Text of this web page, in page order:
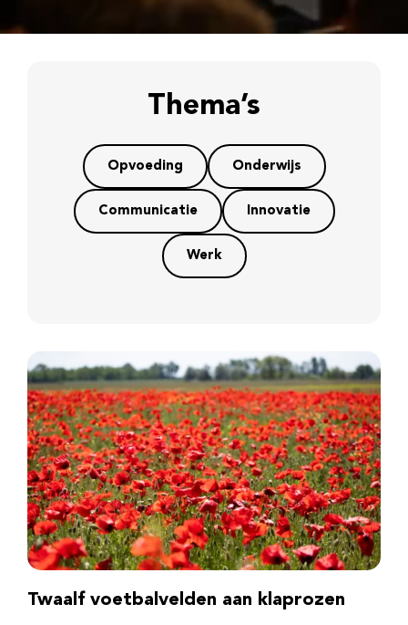
Thema’s
Opvoeding Onderwijs
Communicatie Innovatie
Werk
Twaalf voetbalvelden aan klaprozen